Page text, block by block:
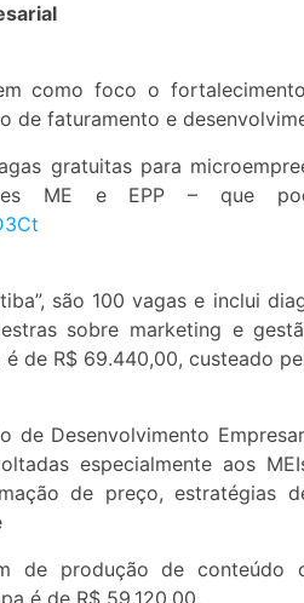
como foco o
de faturamento e
gratuitas para
ME e EPP – que
são 100 vagas e inclui
sobre marketing e
de R$ 69.440,00, custeado
de Desenvolvimento
especialmente aos
de preço, estratégias
de produção de